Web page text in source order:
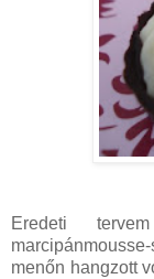
Eredeti
menőn hangzott